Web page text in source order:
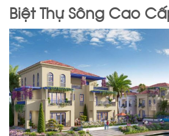
Biệt Thự Sông Cao